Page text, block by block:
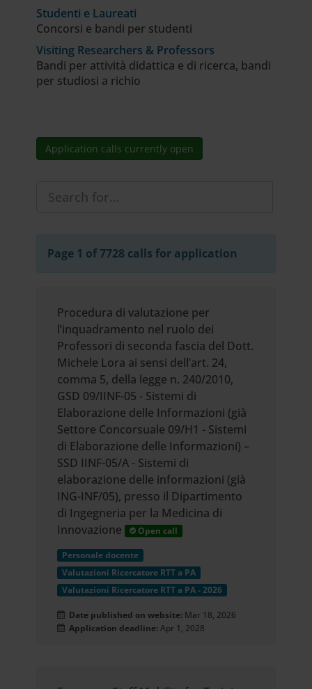
Studenti e Laureati
Concorsi e bandi per studenti
Visiting Researchers & Professors
Bandi per attività didattica e di ricerca, bandi
per studiosi a richio
Application calls currently open
Page 1 of 7728 calls for application
Procedura di valutazione per
l’inquadramento nel ruolo dei
Professori di seconda fascia del Dott.
Michele Lora ai sensi dell’art. 24,
comma 5, della legge n. 240/2010,
GSD 09/IINF-05 - Sistemi di
Elaborazione delle Informazioni (già
Settore Concorsuale 09/H1 - Sistemi
di Elaborazione delle Informazioni) –
SSD IINF-05/A - Sistemi di
elaborazione delle informazioni (già
ING-INF/05), presso il Dipartimento
di Ingegneria per la Medicina di
Innovazione
Open call
Personale docente
Valutazioni Ricercatore RTT a PA
Valutazioni Ricercatore RTT a PA - 2026
Date published on website: Mar 18, 2026
Application deadline: Apr 1, 2028